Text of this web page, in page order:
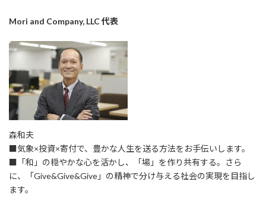
Mori and Company, LLC 代表
森和夫
■気象×投資×寄付で、豊かな人生を送る方法をお手伝いします。
■「和」の穏やかな心を活かし、「場」を作り共有する。さら
に、「Give&Give&Give」の精神で分け与える社会の実現を目指し
ます。